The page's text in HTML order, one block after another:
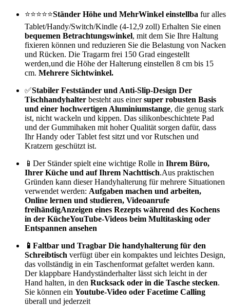
⭐️⭐️⭐️⭐️⭐️Ständer Höhe und MehrWinkel einstellba fur alles
Tablet/Handy/Switch/Kindle (4-12,9 zoll) Erhalten Sie einen
bequemen Betrachtungswinkel, mit dem Sie Ihre Haltung
fixieren können und reduzieren Sie die Belastung von Nacken
und Rücken. Die Tragarm frei 150 Grad eingestellt
werden,und die Höhe der Halterung einstellen 8 cm bis 15
cm. Mehrere Sichtwinkel.
✅Stabiler Festständer und Anti-Slip-Design Der
Tischhandyhalter besteht aus einersuper robusten Basis
und einer hochwertigen Aluminiumstange, die genug stark
ist, nicht wackeln und kippen. Das silikonbeschichtete Pad
und der Gummihaken mit hoher Qualität sorgen dafür, dass
Ihr Handy oder Tablet fest sitzt und vor Rutschen und
Kratzern geschützt ist.
📱Der Ständer spielt eine wichtige Rolle in Ihrem Büro,
Ihrer Küche und auf Ihrem Nachttisch.Aus praktischen
Gründen kann dieser Handyhalterung für mehrere Situationen
verwendet werden: Aufgaben machen und arbeiten,
Online lernen und studieren, Videoanrufe
freihändigAnzeigen eines Rezepts während des Kochens
in der KücheYouTube-Videos beim Multitasking oder
Entspannen ansehen
📱Faltbar und Tragbar Die handyhalterung für den
Schreibtisch verfügt über ein kompaktes und leichtes Design,
das vollständig in ein Taschenformat gefaltet werden kann.
Der klappbare Handyständerhalter lässt sich leicht in der
Hand halten, in den Rucksack oder in die Tasche stecken.
Sie können ein Youtube-Video oder Facetime Calling
überall und jederzeit